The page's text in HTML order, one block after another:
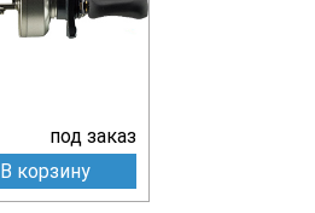
под заказ
В корзину